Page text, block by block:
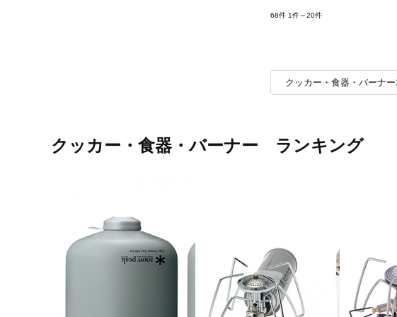
68件 1件～20件
クッカー・食器・バーナー
クッカー・食器・バーナー ランキング